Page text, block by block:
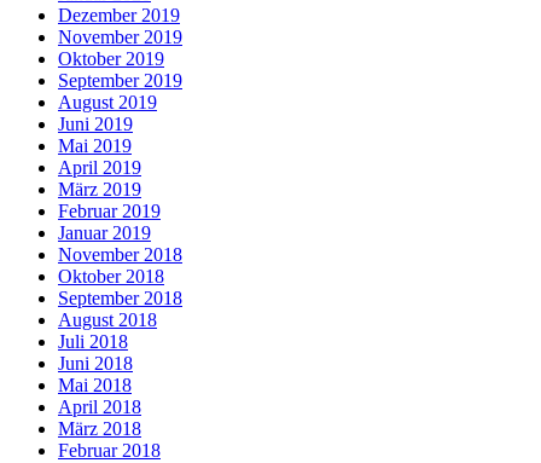
Dezember 2019
November 2019
Oktober 2019
September 2019
August 2019
Juni 2019
Mai 2019
April 2019
März 2019
Februar 2019
Januar 2019
November 2018
Oktober 2018
September 2018
August 2018
Juli 2018
Juni 2018
Mai 2018
April 2018
März 2018
Februar 2018